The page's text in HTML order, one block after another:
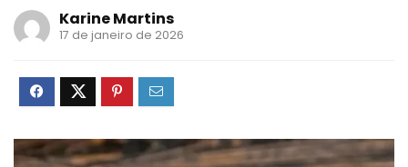
Karine Martins
17 de janeiro de 2026